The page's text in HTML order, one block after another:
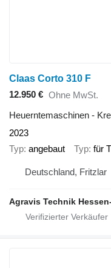
Claas Corto 310 F
12.950 € Ohne MwSt.
Heuerntemaschinen -
2023
Typ angebaut Typ für
Deutschland, Fritzlar
Agravis Technik